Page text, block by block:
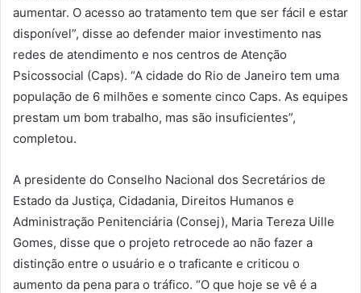
aumentar. O acesso ao tratamento tem que ser fácil e estar
disponível”, disse ao defender maior investimento nas
redes de atendimento e nos centros de Atenção
Psicossocial (Caps). “A cidade do Rio de Janeiro tem uma
população de 6 milhões e somente cinco Caps. As equipes
prestam um bom trabalho, mas são insuficientes”,
completou.
A presidente do Conselho Nacional dos Secretários de
Estado da Justiça, Cidadania, Direitos Humanos e
Administração Penitenciária (Consej), Maria Tereza Uille
Gomes, disse que o projeto retrocede ao não fazer a
distinção entre o usuário e o traficante e criticou o
aumento da pena para o tráfico. “O que hoje se vê é a